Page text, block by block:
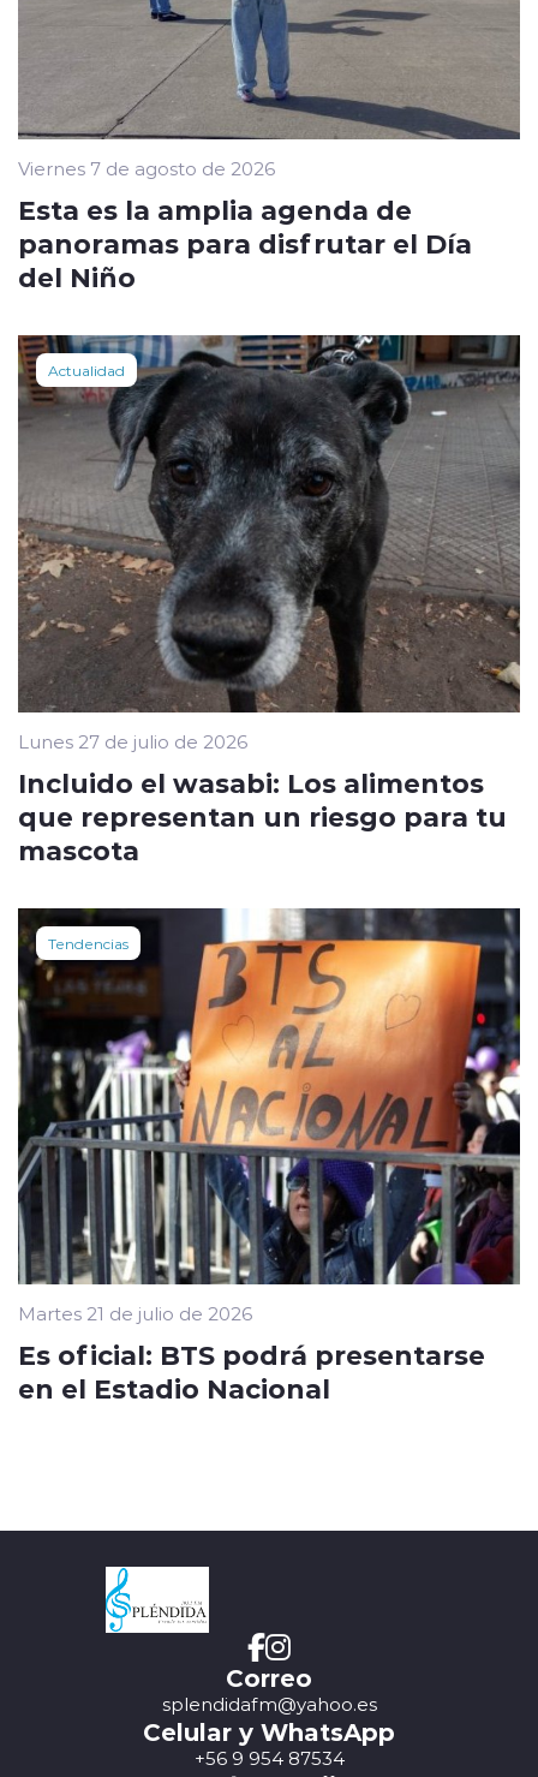
Viernes 7 de agosto de 2026
Esta es la amplia agenda de
panoramas para disfrutar el Día
del Niño
Actualidad
Lunes 27 de julio de 2026
Incluido el wasabi: Los alimentos
que representan un riesgo para tu
mascota
Tendencias
Martes 21 de julio de 2026
Es oficial: BTS podrá presentarse
en el Estadio Nacional
Correo
splendidafm@yahoo.es
Celular y WhatsApp
+56 9 954 87534